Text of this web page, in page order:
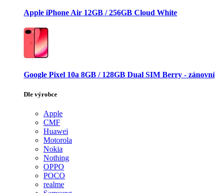
Apple iPhone Air 12GB / 256GB Cloud White
Google Pixel 10a 8GB / 128GB Dual SIM Berry - zánovní
Dle výrobce
Apple
CMF
Huawei
Motorola
Nokia
Nothing
OPPO
POCO
realme